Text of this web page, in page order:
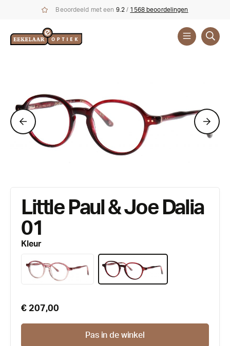
Beoordeeld met een 9.2 / 1568 beoordelingen
Kinder
Little Paul & Joe Dalia
01
Kleur
€ 207,00
Pas in de winkel